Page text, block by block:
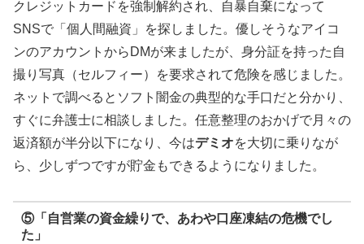
クレジットカードを強制解約され、自暴自棄になって
SNSで「個人間融資」を探しました。優しそうなアイコ
ンのアカウントからDMが来ましたが、身分証を持った自
撮り写真（セルフィー）を要求されて危険を感じました。
ネットで調べるとソフト闇金の典型的な手口だと分かり、
すぐに弁護士に相談しました。任意整理のおかげで月々の
返済額が半分以下になり、今はデミオを大切に乗りなが
ら、少しずつですが貯金もできるようになりました。
⑤「自営業の資金繰りで、あわや口座凍結の危機でし
た」